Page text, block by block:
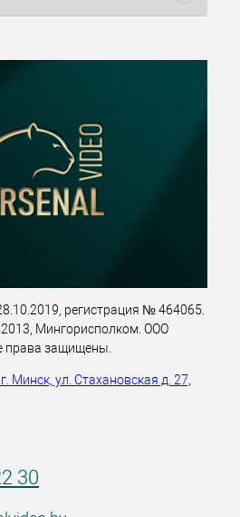
регистрация № 464065.
Мингорисполком. ООО
права защищены.
Минск, ул. Стахановская д. 27,
30